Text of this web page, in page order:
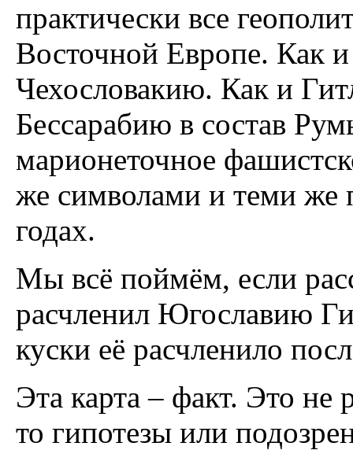
практически все
Восточной Европе. Как
Чехословакию. Как и
Бессарабию в состав
марионеточное
же символами и теми же
годах.
Мы всё поймём, если
расчленил Югославию
куски её расчленило
Эта карта – факт. Это
то гипотезы или